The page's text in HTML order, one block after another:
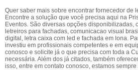
Quer saber mais sobre encontrar fornecedor de
Encontre a solução que você precisa aqui na
Eventos. São diversas opções disponibilizadas,
letreiros para fachadas, comunicacao visual
digital, letra caixa com led e fachada em lona.
investiu em profissionais competentes e em
conosco e solicite já o que precisa com toda a
necessária. Além dos já citados, também
isso, entre em contato conosco, estamos